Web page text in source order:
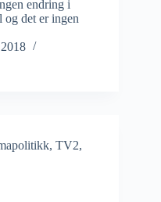
endring i
og det er ingen
, TV2,